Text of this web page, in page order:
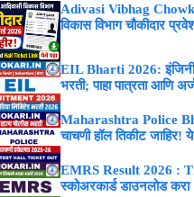
Adivasi Vibhag
विकास विभाग चौकीदार
EIL Bharti 2026:
भरती; पाहा पात्रता आणि
Maharashtra Police
चाचणी हॉल तिकीट जाहिर!
EMRS Result 2026 :
स्कोअरकार्ड डाउनलोड करा